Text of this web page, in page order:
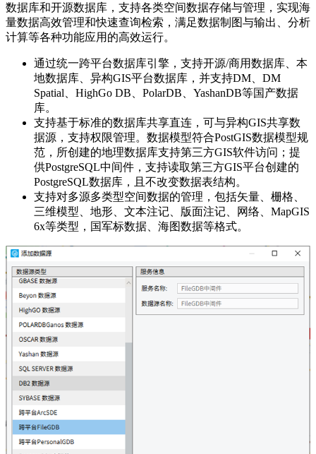
数据库和开源数据库，支持各类空间数据存储与管理，实现海
量数据高效管理和快速查询检索，满足数据制图与输出、分析
计算等各种功能应用的高效运行。
通过统一跨平台数据库引擎，支持开源/商用数据库、本
地数据库、异构GIS平台数据库，并支持DM、DM
Spatial、HighGo DB、PolarDB、YashanDB等国产数据
库。
支持基于标准的数据库共享直连，可与异构GIS共享数
据源，支持权限管理。数据模型符合PostGIS数据模型规
范，所创建的地理数据库支持第三方GIS软件访问；提
供PostgreSQL中间件，支持读取第三方GIS平台创建的
PostgreSQL数据库，且不改变数据表结构。
支持对多源多类型空间数据的管理，包括矢量、栅格、
三维模型、地形、文本注记、版面注记、网络、MapGIS
6x等类型，国军标数据、海图数据等格式。